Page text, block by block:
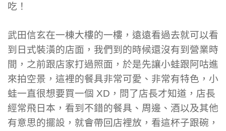
吃！
武田信玄在一棟大樓的一樓，遠遠看過去就可以看
到日式裝潢的店面，我們到的時候還沒有到營業時
間，之前跟店家打過照面，於是先讓小蛙跟阿咕進
來拍空景，這裡的餐具非常可愛、非常有特色，小
蛙一直很想要買一個 XD，問了店長才知道，店長
經常飛日本，看到不錯的餐具、周邊、酒以及其他
有意思的擺設，就會帶回店裡放，看這杯子跟碗，